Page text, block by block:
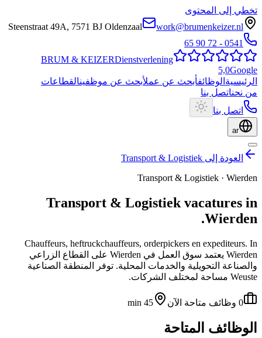
تخطي إلى المحتوى
Steenstraat 49A, 7571 BJ Oldenzaal
work@brumenkeizer.nl
0541 - 72 90 65
BRUM & KEIZERDienstverlening
5,0Google
الرئيسية الوظائفأبحث عن عملأبحث عن موظفينالقطاعات
من نحناتصل بنا
اتصل بنا
ar
العودة إلى Transport & Logistiek
Transport & Logistiek · Wierden
Transport & Logistiek vacatures in
Wierden
.
Chauffeurs, heftruckchauffeurs, orderpickers en expediteurs. In
Wierden يعتمد سوق العمل في Wierden على القطاع الزراعي
والصناعة التحويلية والخدمات المحلية. توفر المنطقة الصناعية
Weuste مساحة لمختلف الشركات.
0 وظائف متاحة الآن 45 min
الوظائف المتاحة